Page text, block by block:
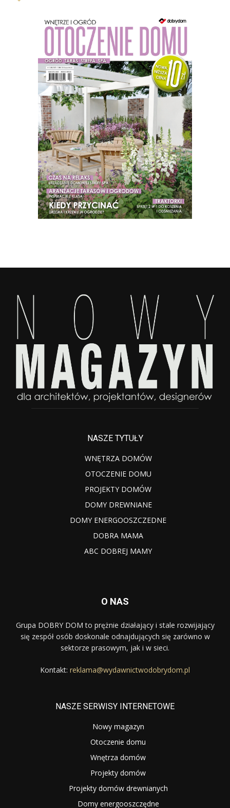
NASZE TYTUŁY
WNĘTRZA DOMÓW
OTOCZENIE DOMU
PROJEKTY DOMÓW
DOMY DREWNIANE
DOMY ENERGOOSZCZEDNE
DOBRA MAMA
ABC DOBREJ MAMY
O NAS
Grupa DOBRY DOM to prężnie działający i stale rozwijający
się zespół osób doskonale odnajdujących się zarówno w
sektorze prasowym, jak i w sieci.
Kontakt: reklama@wydawnictwodobrydom.pl
NASZE SERWISY INTERNETOWE
Nowy magazyn
Otoczenie domu
Wnętrza domów
Projekty domów
Projekty domów drewnianych
Domy energooszczędne